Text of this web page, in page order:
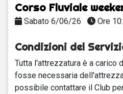
Corso Fluviale
Sabato 6/06/26 Ore
Condizioni del
Tutta l'attrezzatura è a carico
fosse necessaria
possibile contattare il Club